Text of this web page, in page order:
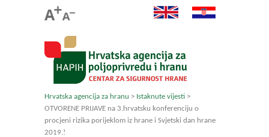
Hrvatska agencija za hranu > Istaknute vijesti >
OTVORENE PRIJAVE na 3.hrvatsku konferenciju o
procjeni rizika porijeklom iz hrane i Svjetski dan hrane
2019.!